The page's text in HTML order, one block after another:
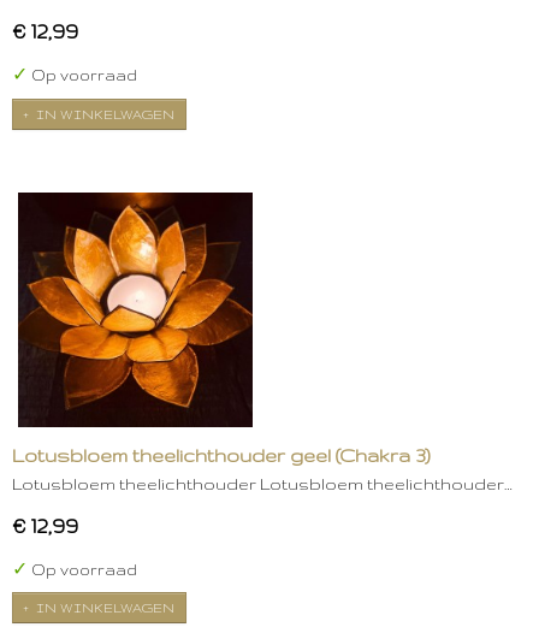
€ 12,99
✓ Op voorraad
IN WINKELWAGEN
Lotusbloem theelichthouder geel (Chakra 3)
Lotusbloem theelichthouder Lotusbloem theelichthouder…
€ 12,99
✓ Op voorraad
IN WINKELWAGEN